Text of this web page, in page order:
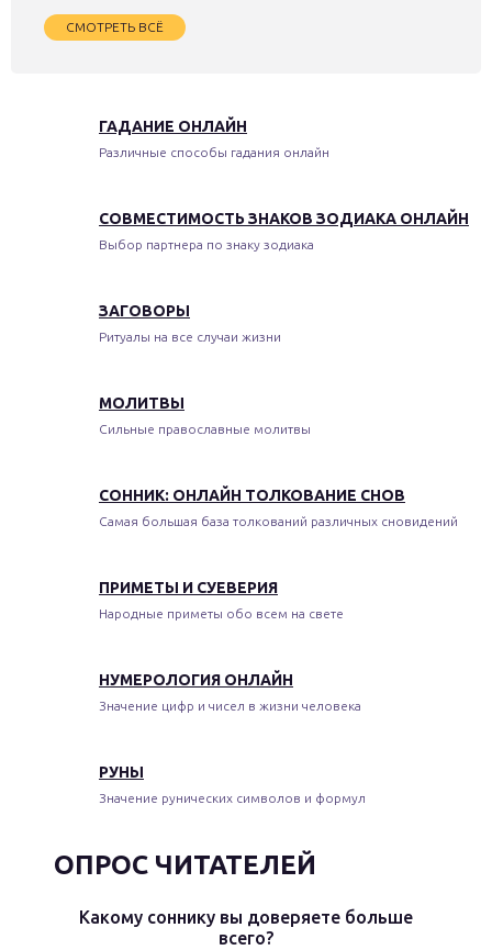
СМОТРЕТЬ ВСЁ
ГАДАНИЕ ОНЛАЙН
Различные способы гадания онлайн
СОВМЕСТИМОСТЬ ЗНАКОВ ЗОДИАКА ОНЛАЙН
Выбор партнера по знаку зодиака
ЗАГОВОРЫ
Ритуалы на все случаи жизни
МОЛИТВЫ
Сильные православные молитвы
СОННИК: ОНЛАЙН ТОЛКОВАНИЕ СНОВ
Самая большая база толкований различных сновидений
ПРИМЕТЫ И СУЕВЕРИЯ
Народные приметы обо всем на свете
НУМЕРОЛОГИЯ ОНЛАЙН
Значение цифр и чисел в жизни человека
РУНЫ
Значение рунических символов и формул
ОПРОС ЧИТАТЕЛЕЙ
Какому соннику вы доверяете больше
всего?